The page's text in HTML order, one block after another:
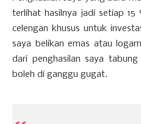
terlihat hasilnya jadi setiap 15
celengan khusus untuk
saya belikan emas atau
dari penghasilan saya
boleh di ganggu gugat.